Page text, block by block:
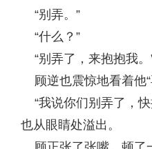
“别弄。”
“什么？”
“别弄了，来抱抱我。
顾逆也震惊地看着他“
“我说你们别弄了，快
也从眼睛处溢出。